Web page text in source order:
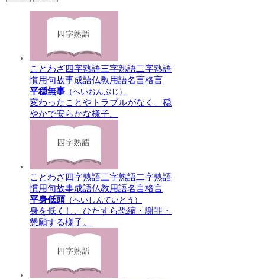
ことわざ四字熟語三字熟語二字熟語
慣用句故事成語仏教用語名言格言
平穏無事 （へいおんぶじ）
変わったことやトラブルがなく、穏
やかで安らかな様子。
ことわざ四字熟語三字熟語二字熟語
慣用句故事成語仏教用語名言格言
平身低頭 （へいしんていとう）
身を低くし、ひたすら恐縮・謝罪・
懇願する様子。